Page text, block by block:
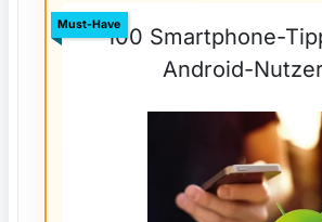
100 Smartphone-
Android-Nutzer
Must-Have